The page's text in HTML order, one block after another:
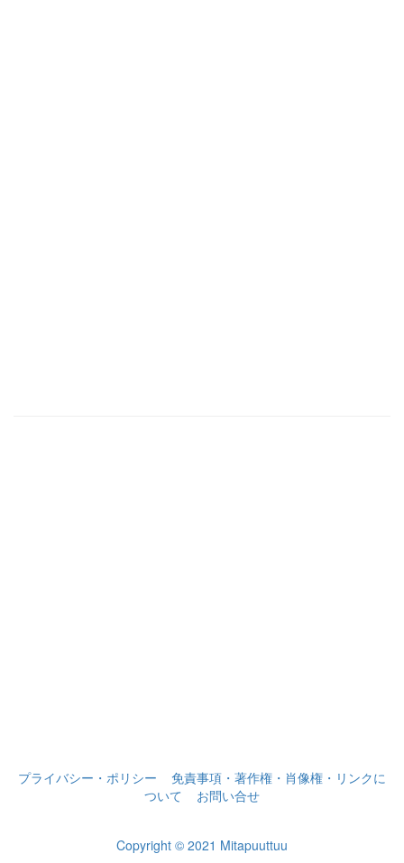
プライバシー・ポリシー
免責事項・著作権・肖像権・リンクに
ついて
お問い合せ
Copyright © 2021 Mitapuuttuu